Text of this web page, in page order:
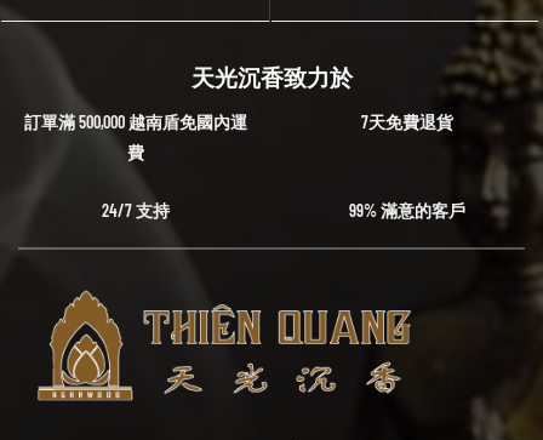
天光沉香致力於
訂單滿 500,000 越南盾免國內運
費
7天免費退貨
24/7 支持 99% 滿意的客戶